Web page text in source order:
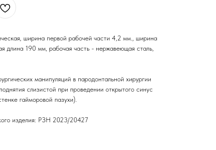
ширина первой рабочей части 4,2 мм., ширина
длина 190 мм, рабочая часть - нержавеющая сталь,
манипуляций в пародонтальной хирургии
слизистой при проведении открытого синус
гайморовой пазухи).
изделия: РЗН 2023/20427